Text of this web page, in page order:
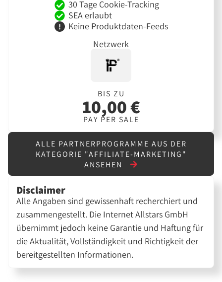
30 Tage Cookie-Tracking
SEA erlaubt
Keine Produktdaten-Feeds
Netzwerk
BIS ZU
10,00 €
PAY PER SALE
ALLE PARTNERPROGRAMME AUS DER
KATEGORIE "AFFILIATE-MARKETING"
ANSEHEN
Disclaimer
Alle Angaben sind gewissenhaft recherchiert und
zusammengestellt. Die Internet Allstars GmbH
übernimmt jedoch keine Garantie und Haftung für
die Aktualität, Vollständigkeit und Richtigkeit der
bereitgestellten Informationen.